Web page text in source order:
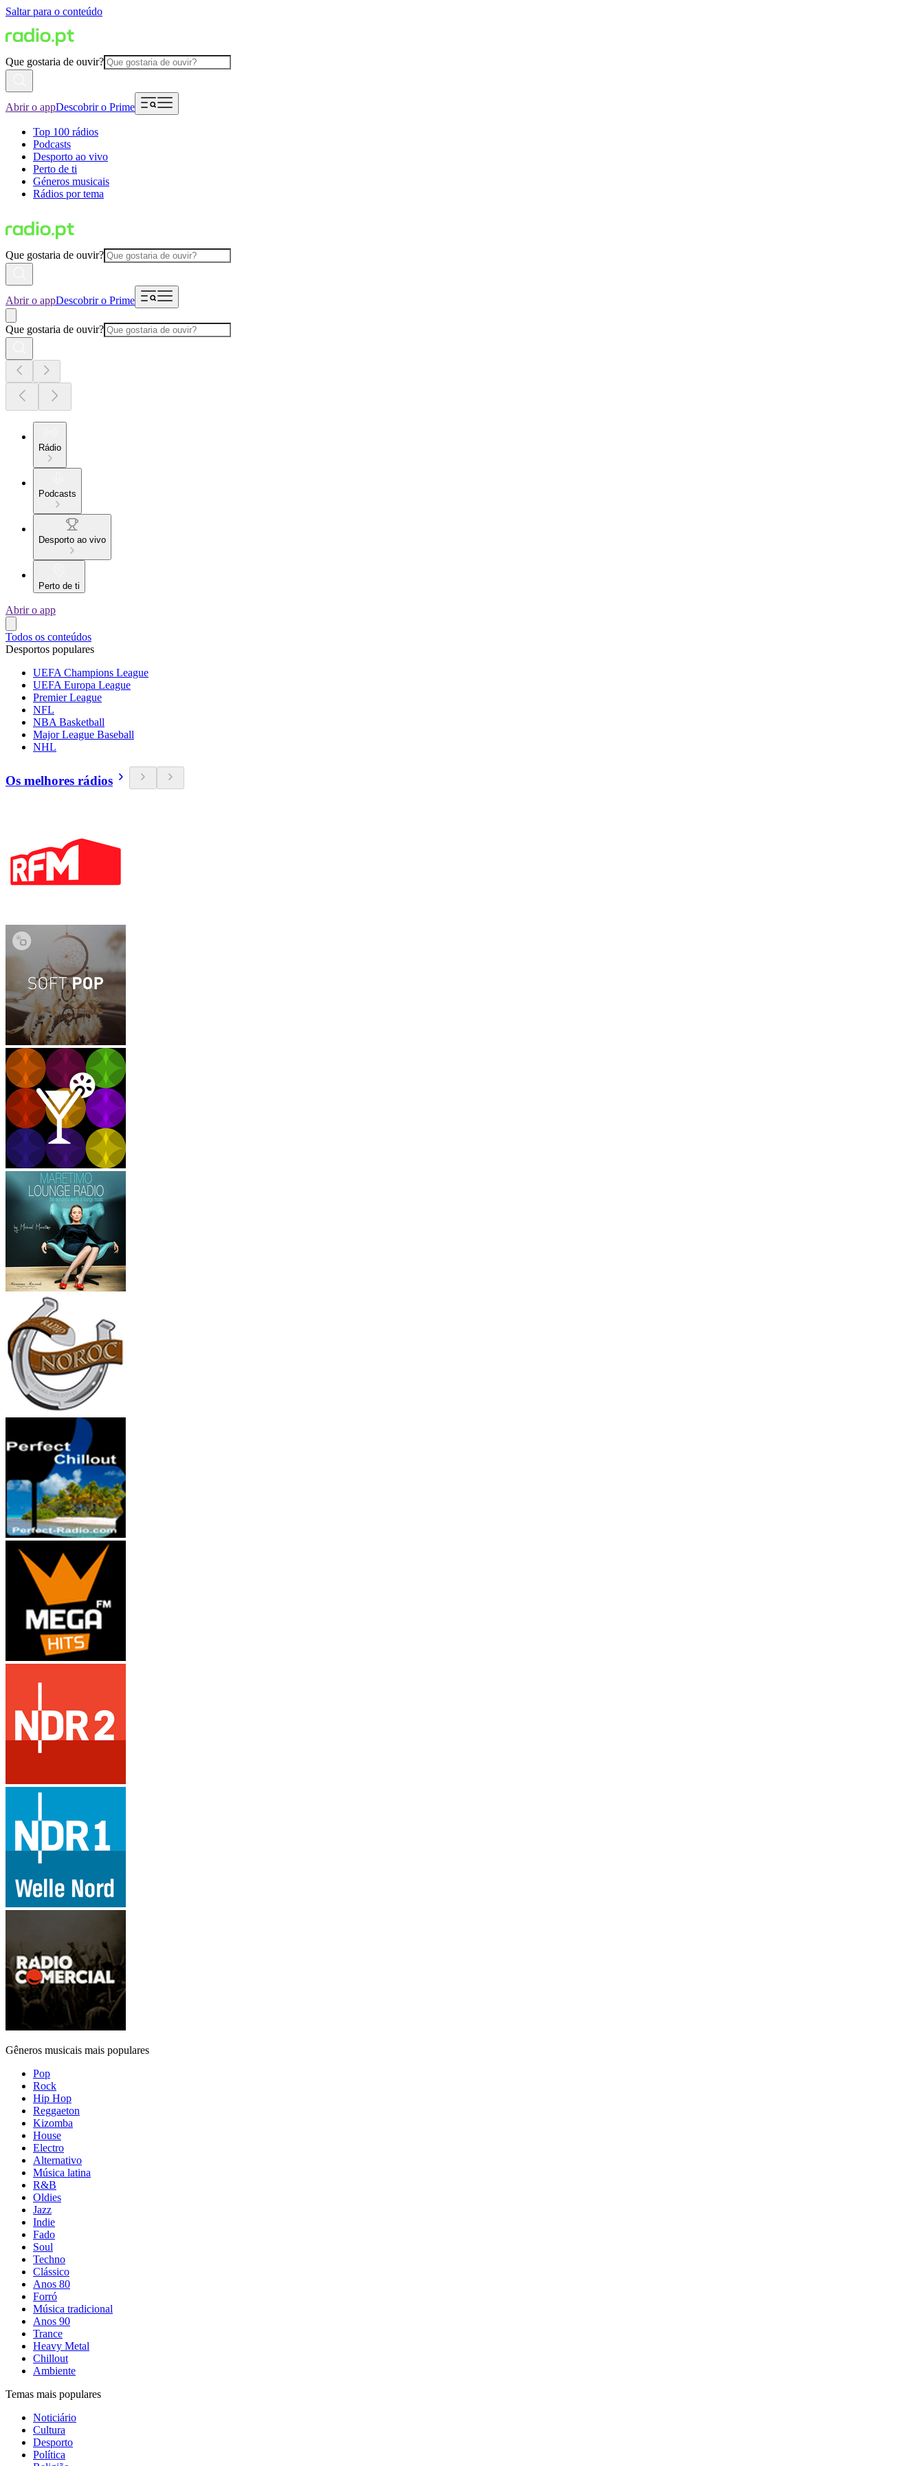
Saltar para o conteúdo
Que gostaria de ouvir?
Abrir o appDescobrir o Prime
Top 100 rádios
Podcasts
Desporto ao vivo
Perto de ti
Géneros musicais
Rádios por tema
Que gostaria de ouvir?
Abrir o appDescobrir o Prime
Que gostaria de ouvir?
Rádio
Podcasts
Desporto ao vivo
Perto de ti
Abrir o app
Todos os conteúdos
Desportos populares
UEFA Champions League
UEFA Europa League
Premier League
NFL
NBA Basketball
Major League Baseball
NHL
Os melhores rádios
Gêneros musicais mais populares
Pop
Rock
Hip Hop
Reggaeton
Kizomba
House
Electro
Alternativo
Música latina
R&B
Oldies
Jazz
Indie
Fado
Soul
Techno
Clássico
Anos 80
Forró
Música tradicional
Anos 90
Trance
Heavy Metal
Chillout
Ambiente
Temas mais populares
Noticiário
Cultura
Desporto
Política